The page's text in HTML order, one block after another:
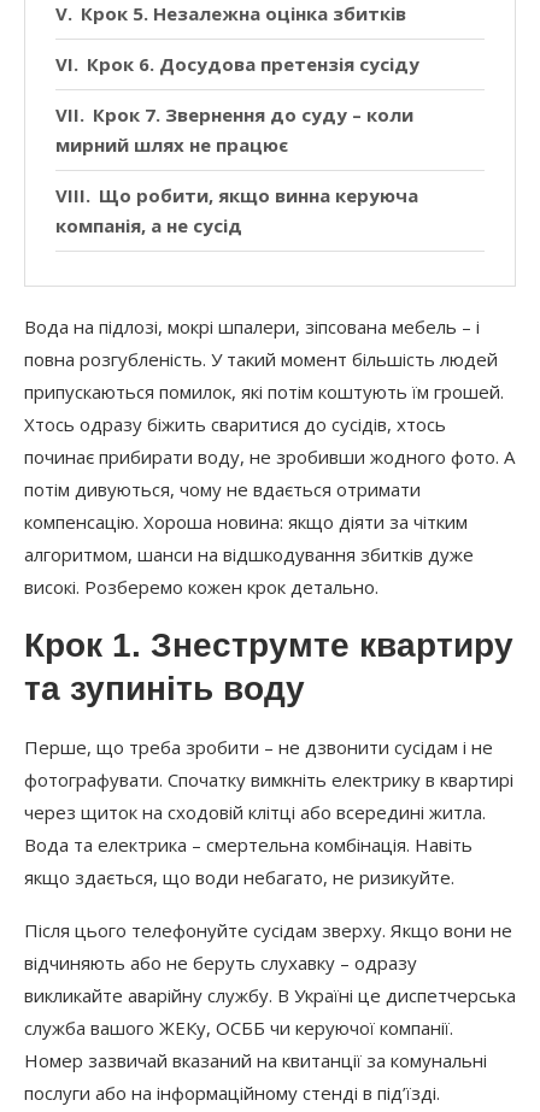
Крок 5. Незалежна оцінка збитків
Крок 6. Досудова претензія сусіду
Крок 7. Звернення до суду – коли
мирний шлях не працює
Що робити, якщо винна керуюча
компанія, а не сусід
Вода на підлозі, мокрі шпалери, зіпсована мебель – і
повна розгубленість. У такий момент більшість людей
припускаються помилок, які потім коштують їм грошей.
Хтось одразу біжить сваритися до сусідів, хтось
починає прибирати воду, не зробивши жодного фото. А
потім дивуються, чому не вдається отримати
компенсацію. Хороша новина: якщо діяти за чітким
алгоритмом, шанси на відшкодування збитків дуже
високі. Розберемо кожен крок детально.
Крок 1. Знеструмте квартиру
та зупиніть воду
Перше, що треба зробити – не дзвонити сусідам і не
фотографувати. Спочатку вимкніть електрику в квартирі
через щиток на сходовій клітці або всередині житла.
Вода та електрика – смертельна комбінація. Навіть
якщо здається, що води небагато, не ризикуйте.
Після цього телефонуйте сусідам зверху. Якщо вони не
відчиняють або не беруть слухавку – одразу
викликайте аварійну службу. В Україні це диспетчерська
служба вашого ЖЕКу, ОСББ чи керуючої компанії.
Номер зазвичай вказаний на квитанції за комунальні
послуги або на інформаційному стенді в під’їзді.